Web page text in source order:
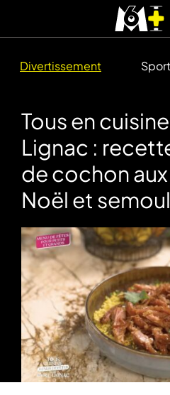
Divertissement Sport
Tous en
Lignac :
de cochon
Noël et